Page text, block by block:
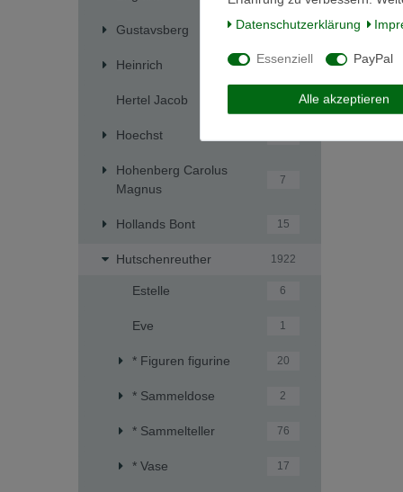
Gustavsberg 4
Heinrich 241
Hertel Jacob
Hoechst
Hohenberg Carolus
Magnus
7
Hollands Bont 15
Hutschenreuther 1922
Estelle 6
Eve 1
* Figuren figurine 20
* Sammeldose 2
* Sammelteller 76
* Vase 17
Daten­schutz­erklärung
Essenziell PayPal
Alle akzeptieren